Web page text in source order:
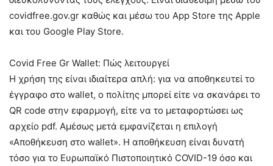
covidfree.gov.gr καθώς και μέσω του App Store της Apple
και του Google Play Store.
Covid Free Gr Wallet: Πώς λειτουργεί
Η χρήση της είναι ιδιαίτερα απλή: για να αποθηκευτεί το
έγγραφο στο wallet, ο πολίτης μπορεί είτε να σκανάρει το
QR code στην εφαρμογή, είτε να το μεταφορτώσει ως
αρχείο pdf. Αμέσως μετά εμφανίζεται η επιλογή
«Αποθήκευση στο wallet». Η αποθήκευση είναι δυνατή
τόσο για το Ευρωπαϊκό Πιστοποιητικό COVID-19 όσο και